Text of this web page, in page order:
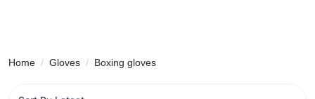
Home Gloves Boxing gloves